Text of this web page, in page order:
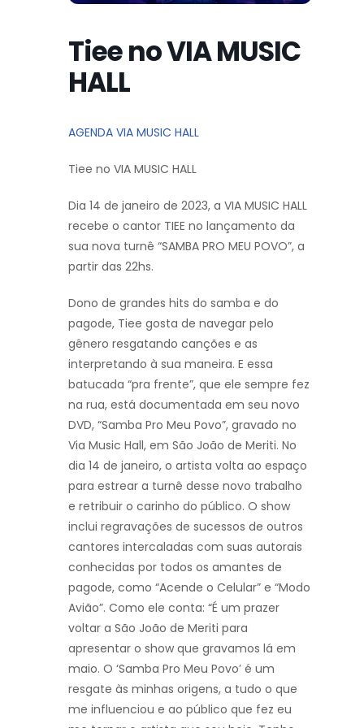
Tiee no VIA MUSIC
HALL
AGENDA VIA MUSIC HALL
Tiee no VIA MUSIC HALL
Dia 14 de janeiro de 2023, a VIA MUSIC HALL
recebe o cantor TIEE no lançamento da
sua nova turnê “SAMBA PRO MEU POVO”, a
partir das 22hs.
Dono de grandes hits do samba e do
pagode, Tiee gosta de navegar pelo
gênero resgatando canções e as
interpretando à sua maneira. E essa
batucada “pra frente”, que ele sempre fez
na rua, está documentada em seu novo
DVD, “Samba Pro Meu Povo”, gravado no
Via Music Hall, em São João de Meriti. No
dia 14 de janeiro, o artista volta ao espaço
para estrear a turnê desse novo trabalho
e retribuir o carinho do público. O show
inclui regravações de sucessos de outros
cantores intercaladas com suas autorais
conhecidas por todos os amantes de
pagode, como “Acende o Celular” e “Modo
Avião”. Como ele conta: “É um prazer
voltar a São João de Meriti para
apresentar o show que gravamos lá em
maio. O ‘Samba Pro Meu Povo’ é um
resgate às minhas origens, a tudo o que
me influenciou e ao público que fez eu